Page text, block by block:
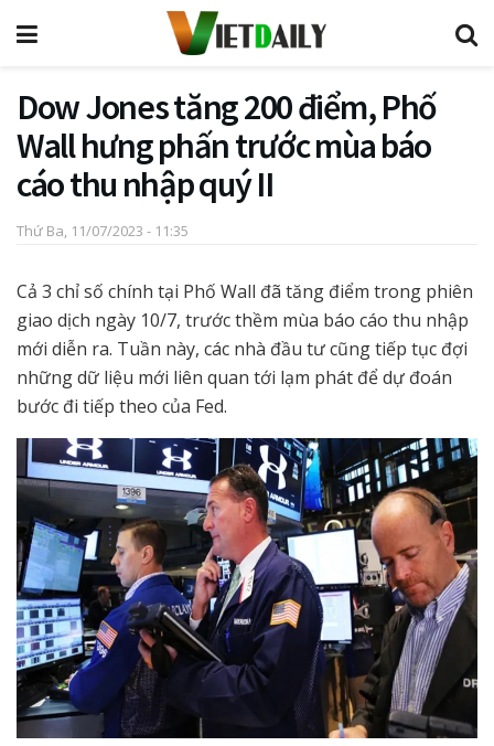
Dow Jones tăng 200 điểm, Phố
Wall hưng phấn trước mùa báo
cáo thu nhập quý II
Thứ Ba, 11/07/2023 - 11:35
Cả 3 chỉ số chính tại Phố Wall đã tăng điểm trong phiên
giao dịch ngày 10/7, trước thềm mùa báo cáo thu nhập
mới diễn ra. Tuần này, các nhà đầu tư cũng tiếp tục đợi
những dữ liệu mới liên quan tới lạm phát để dự đoán
bước đi tiếp theo của Fed.